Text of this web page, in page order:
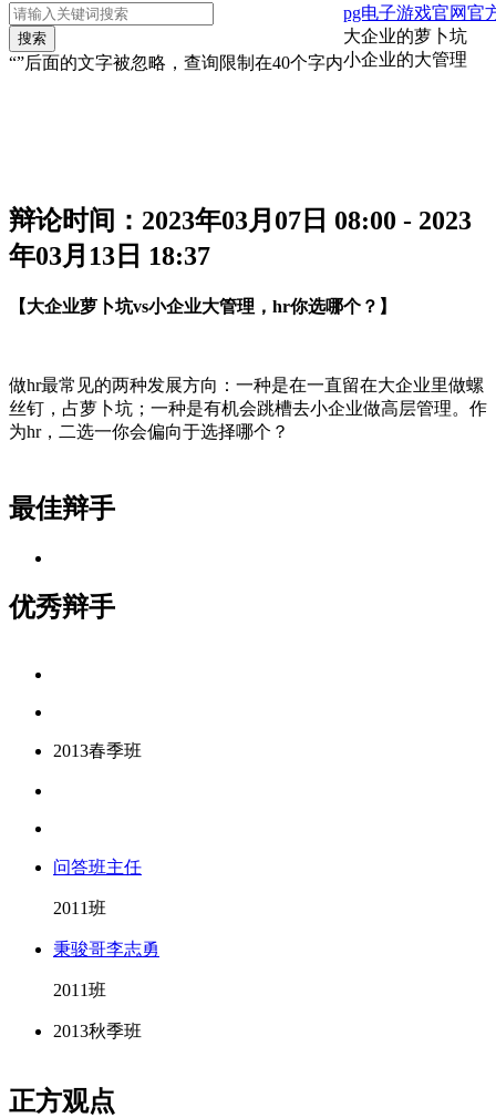
搜索
“”后面的文字被忽略，查询限制在40个字内
pg电子游戏官网官
大企业的萝卜坑
小企业的大管理
辩论时间： 2023年03月07日 08:00 - 2023
年03月13日 18:37
【大企业萝卜坑vs小企业大管理，hr你选哪个？】
做hr最常见的两种发展方向：一种是在一直留在大企业里做螺
丝钉，占萝卜坑；一种是有机会跳槽去小企业做高层管理。作
为hr，二选一你会偏向于选择哪个？
最佳辩手
优秀辩手
2013春季班
问答班主任
2011班
秉骏哥李志勇
2011班
2013秋季班
正方观点